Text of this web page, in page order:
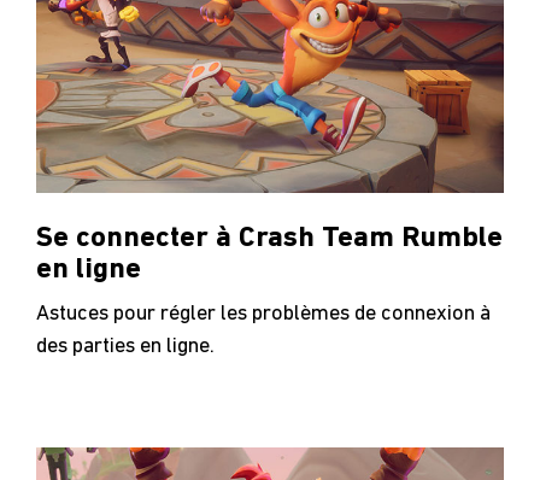
Se connecter à Crash Team Rumble
en ligne
Astuces pour régler les problèmes de connexion à
des parties en ligne.